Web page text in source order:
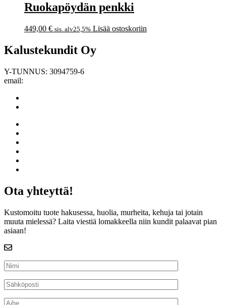
Ruokapöydän penkki
449,00 € sis. alv25,5% Lisää ostoskoriin
Kalustekundit Oy
Y-TUNNUS: 3094759-6
email:
Ota yhteyttä!
Kustomoitu tuote hakusessa, huolia, murheita, kehuja tai jotain
muuta mielessä? Laita viestiä lomakkeella niin kundit palaavat pian
asiaan!